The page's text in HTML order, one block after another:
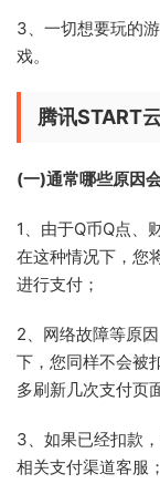
3、一切想要玩的
戏。
腾讯START
(一)通常哪些原因
1、由于Q币Q点、
在这种情况下，您
进行支付；
2、网络故障等原
下，您同样不会被
多刷新几次支付页
3、如果已经扣款
相关支付渠道客服；